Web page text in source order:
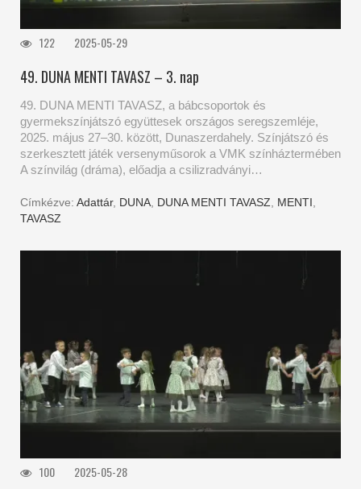
122 2025-05-29
49. DUNA MENTI TAVASZ – 3. nap
49. DUNA MENTI TAVASZ, a bábcsoportok és
gyermekszínjátszó együttesek országos seregszemléje,
2025. május 27–30. között, Dunaszerdahely. Színjátszó és
szerkesztett játék versenyműsorok a VMK színháztermében
A színvilág (dráma), előadja a csilizradványi…
Címkézve: Adattár, DUNA DUNA MENTI TAVASZ MENTI
TAVASZ
100 2025-05-28